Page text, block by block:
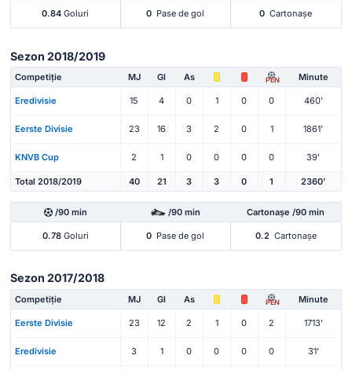
0.84 Goluri 0 Pase de gol 0 Cartonașe
Sezon 2018/2019
Competiție MJ Gl As PEN Minute
Eredivisie 15 4 0 1 0 0 460'
Eerste Divisie 23 16 3 2 0 1 1861'
KNVB Cup 2 1 0 0 0 0 39'
Total 2018/2019 40 21 3 3 0 1 2360'
/90 min /90 min Cartonașe /90 min
0.78Goluri 0 Pase de gol 0.2 Cartonașe
Sezon 2017/2018
Competiție MJ Gl As PEN Minute
Eerste Divisie 23 12 2 1 0 2 1713'
Eredivisie 3 1 0 0 0 0 31'